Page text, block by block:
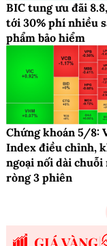
BIC tung ưu đãi
tới 30% phí nhiều
phẩm bảo hiểm
Chứng khoán 5/8:
Index điều chỉnh,
ngoại nối dài chuỗi
ròng 3 phiên
GIÁ VÀNG